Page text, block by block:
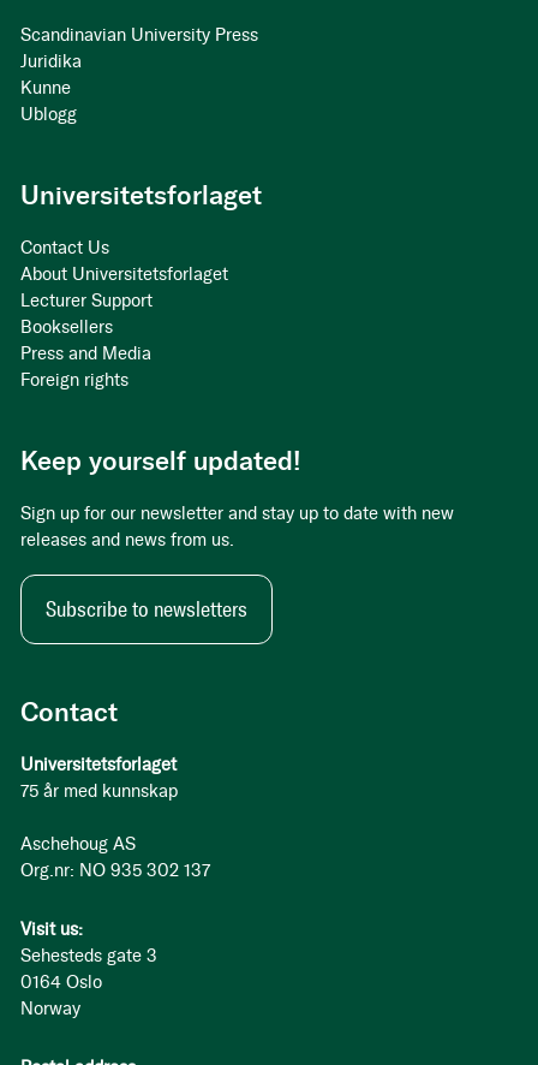
Contact
Universitetsforlaget
75 år med kunnskap
Aschehoug AS
Org.nr: NO 935 302 137
Visit us:
Sehesteds gate 3
0164 Oslo
Norway
Scandinavian University Press
Juridika
Kunne
Ublogg
Universitetsforlaget
Contact Us
About Universitetsforlaget
Lecturer Support
Booksellers
Press and Media
Foreign rights
Keep yourself updated!
Sign up for our newsletter and stay up to date with new
releases and news from us.
Subscribe to newsletters